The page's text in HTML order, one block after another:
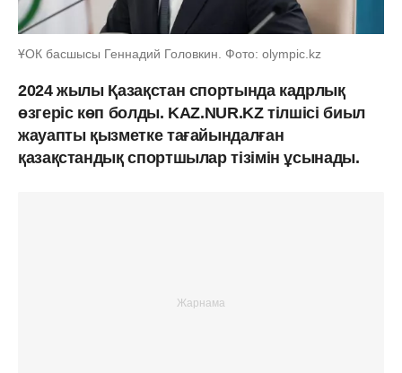
ҰОК басшысы Геннадий Головкин. Фото: olympic.kz
2024 жылы Қазақстан спортында кадрлық
өзгеріс көп болды. KAZ.NUR.KZ тілшісі биыл
жауапты қызметке тағайындалған
қазақстандық спортшылар тізімін ұсынады.